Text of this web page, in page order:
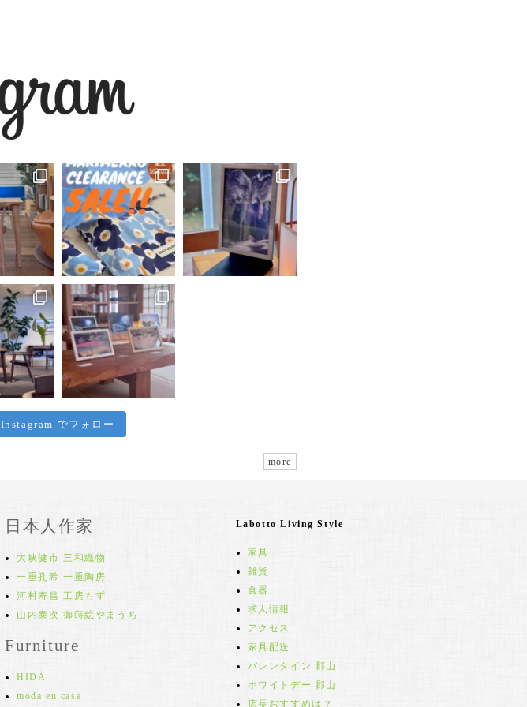
Instagram でフォロー
more
日本人作家
大峡健市 三和織物
一重孔希 一重陶房
河村寿昌 工房もず
山内泰次 御蒔絵やまうち
Furniture
HIDA
moda en casa
Labotto Living Style
家具
雑貨
食器
求人情報
アクセス
家具配送
バレンタイン 郡山
ホワイトデー 郡山
店長おすすめは？